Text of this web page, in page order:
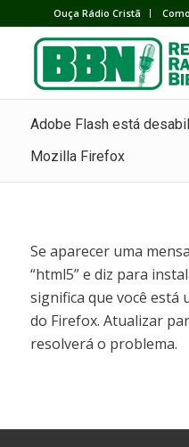
Ouça Rádio Cristã
Adobe Flash está
Mozilla Firefox
Se aparecer uma
“html5” e diz para
significa que você está
do Firefox. Atualizar
resolverá o problema.